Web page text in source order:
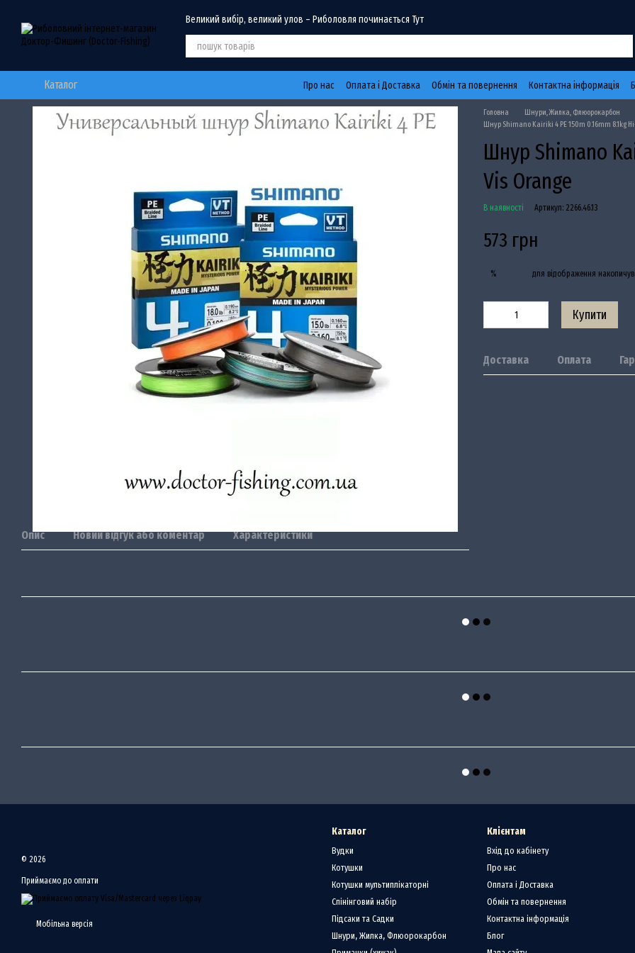
Великий вибір, великий улов – Риболовля починається Тут
Каталог Про нас Оплата і Доставка Обмін та повернення Контактна інформація
Опис Новий відгук або коментар Характеристики
Головна Шнури, Жилка, Флюорокарбон
Шнур Shimano Kairiki 4 PE 150m 0.16mm 8.1kg
Шнур Shimano
Vis Orange
В наявності Артикул: 2266.46.13
573 грн
% для відображення
Купити
Доставка Оплата
© 2026
Приймаємо до оплати
Мобільна версія
Каталог
Вудки
Котушки
Котушки мультиплікаторні
Спінінговий набір
Підсаки та Садки
Шнури, Жилка, Флюорокарбон
Клієнтам
Вхід до кабінету
Про нас
Оплата і Доставка
Обмін та повернення
Контактна інформація
Блог